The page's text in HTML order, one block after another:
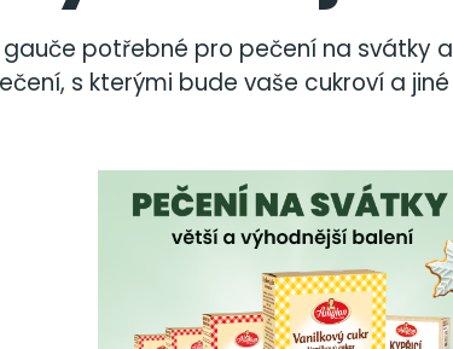
potřebné pro pečení na svátky a
s kterými bude vaše cukroví a jiné